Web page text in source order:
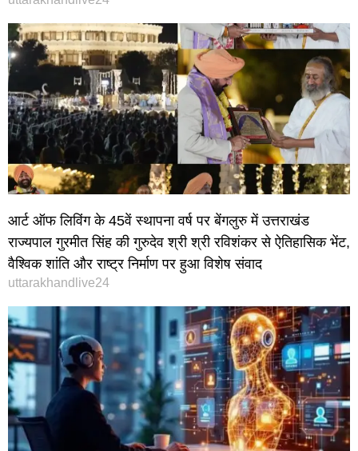
आर्ट ऑफ लिविंग के 45वें स्थापना वर्ष पर बेंगलुरु में उत्तराखंड
राज्यपाल गुरमीत सिंह की गुरुदेव श्री श्री रविशंकर से ऐतिहासिक भेंट,
वैश्विक शांति और राष्ट्र निर्माण पर हुआ विशेष संवाद
uttarakhandlive24